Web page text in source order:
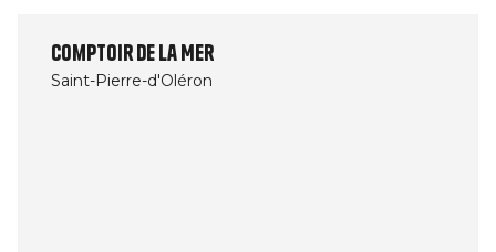
Comptoir De La Mer
Saint-Pierre-d'Oléron